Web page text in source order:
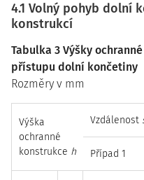
4.1 Volný pohyb dolní
konstrukcí
Tabulka 3 Výšky
přístupu dolní končetiny
Rozměry v mm
Výška
ochranné
konstrukce h
Vzdálenost
Případ 1